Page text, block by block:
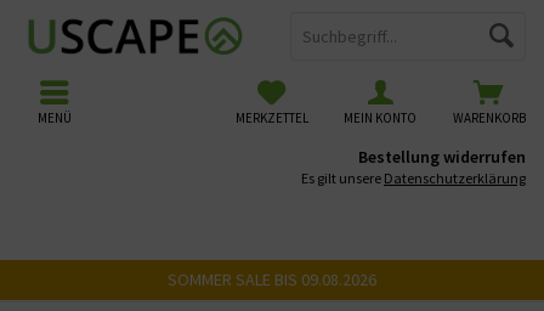
WARENKORB
MERKZETTEL MEIN KONTO
MENÜ
Bestellung widerrufen
Es gilt unsere Datenschutzerklärung
SOMMER SALE BIS 09.08.2026